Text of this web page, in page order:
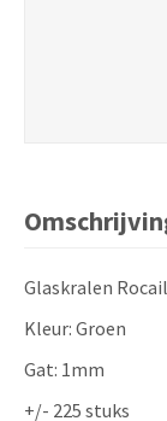
Glaskralen
Kleur: Groen
Gat: 1mm
+/- 225 stuks